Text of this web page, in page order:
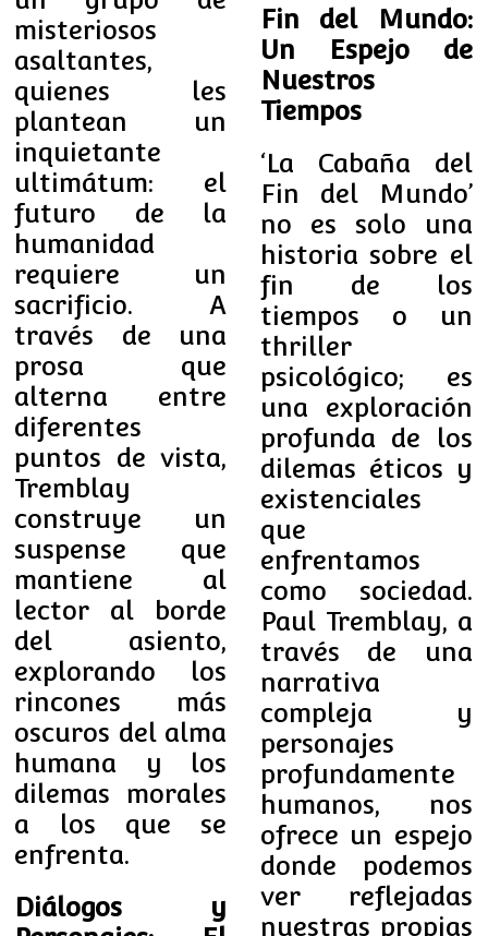
misteriosos
asaltantes,
quienes les
plantean un
inquietante
ultimátum: el
futuro de la
humanidad
requiere un
sacrificio. A
través de una
prosa que
alterna entre
diferentes
puntos de vista,
Tremblay
construye un
suspense que
mantiene al
lector al borde
del asiento,
explorando los
rincones más
oscuros del alma
humana y los
dilemas morales
a los que se
enfrenta.
Diálogos y
Fin del Mundo:
Un Espejo de
Nuestros
Tiempos
‘La Cabaña del
Fin del Mundo’
no es solo una
historia sobre el
fin de los
tiempos o un
thriller
psicológico; es
una exploración
profunda de los
dilemas éticos y
existenciales
que
enfrentamos
como sociedad.
Paul Tremblay, a
través de una
narrativa
compleja y
personajes
profundamente
humanos, nos
ofrece un espejo
donde podemos
ver reflejadas
nuestras propias